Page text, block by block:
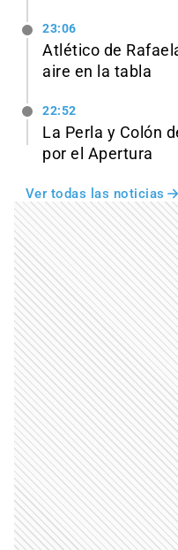
23:06
Atlético de
aire en la tabla
22:52
La Perla y Colón
por el Apertura
Ver todas las noticias